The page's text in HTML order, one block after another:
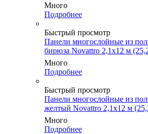
Много
Подробнее
Быстрый просмотр
Панели многослойные из
бирюза Novattro 2,1х12 м
Много
Подробнее
Быстрый просмотр
Панели многослойные из
желтый Novattro 2,1х12 м
Много
Подробнее